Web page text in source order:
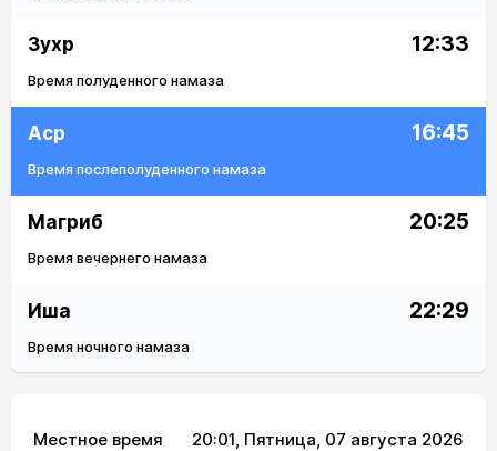
Зухр 12:33
Время полуденного намаза
Аср 16:45
Время послеполуденного намаза
Магриб 20:25
Время вечернего намаза
Иша 22:29
Время ночного намаза
Местное время 20:01, Пятница, 07 августа 2026